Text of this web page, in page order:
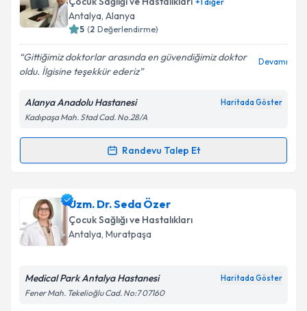
takvim hazırlandığında e-posta ile bilgilendireceğiz.
Kişisel verilerimin işlenmesine ilişkin
Aydınlatma
Metni'ni okudum ve kişisel verilerimin belirtilen
kapsamda işlenmesini kabul ediyorum.
Antalya, Alanya
5 (2 Değerlendirme)
Gittiğimiz doktorlar arasında en güvendiğimiz doktor
oldu. İlgisine teşekkür ederiz
Devamı
Alanya Anadolu Hastanesi Haritada Göster
Kadıpaşa Mah. Stad Cad. No.28/A
Randevu Talep Et
Randevu Takvimi Talebi
Doç. Dr. Vural Kesikiçin randevu takvimi talebi
oluşturun. Size bu uzmandan randevu almanız için bir
takvim hazırlandığında e-posta ile bilgilendireceğiz.
Uzm. Dr. Seda Özer
Çocuk Sağlığı ve Hastalıkları
Antalya, Muratpaşa
Medical Park Antalya Hastanesi Haritada Göster
Fener Mah. Tekelioğlu Cad. No:7 07160